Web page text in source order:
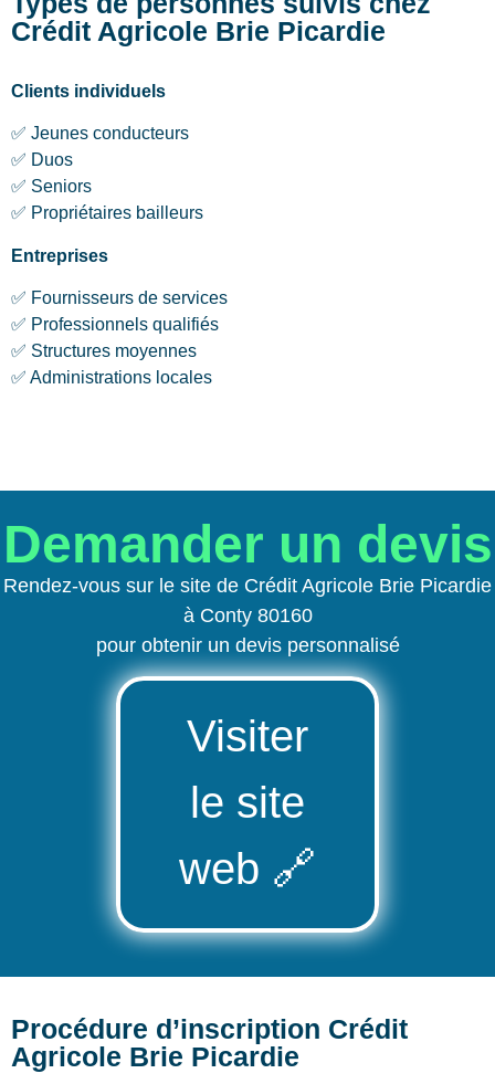
Crédit Agricole Brie Picardie
Clients individuels
✅ Jeunes conducteurs
✅ Duos
✅ Seniors
✅ Propriétaires bailleurs
Entreprises
✅ Fournisseurs de services
✅ Professionnels qualifiés
✅ Structures moyennes
✅ Administrations locales
Demander un devis
Rendez-vous sur le site de Crédit Agricole Brie Picardie
à Conty 80160
pour obtenir un devis personnalisé
Visiter
le site
web 🔗
Procédure d’inscription Crédit
Agricole Brie Picardie